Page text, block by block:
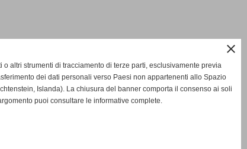
close
o altri strumenti di tracciamento di terze parti, esclusivamente previa
dei dati personali verso Paesi non appartenenti allo Spazio
Islanda). La chiusura del banner comporta il consenso ai soli
puoi consultare le informative complete.